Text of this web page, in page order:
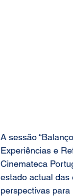
A sessão “
Experiências e
Cinemateca
estado actual das
perspectivas